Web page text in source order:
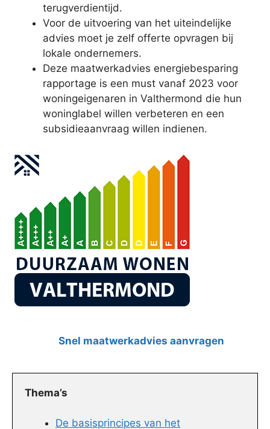
terugverdientijd.
Voor de uitvoering van het uiteindelijke
advies moet je zelf offerte opvragen bij
lokale ondernemers.
Deze maatwerkadvies energiebesparing
rapportage is een must vanaf 2023 voor
woningeigenaren in Valthermond die hun
woninglabel willen verbeteren en een
subsidieaanvraag willen indienen.
Snel maatwerkadvies aanvragen
Thema’s
De basisprincipes van het